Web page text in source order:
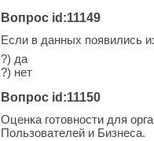
Вопрос id:11149
Если в данных появились
?) да
?) нет
Вопрос id:11150
Оценка готовности для
Пользователей и Бизнеса.